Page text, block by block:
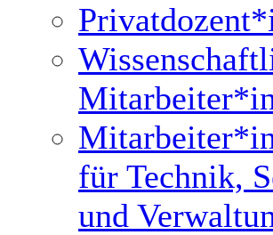
für Technik,
und